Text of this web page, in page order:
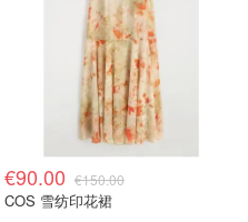
€90.00 €150.00
COS 雪纺印花裙